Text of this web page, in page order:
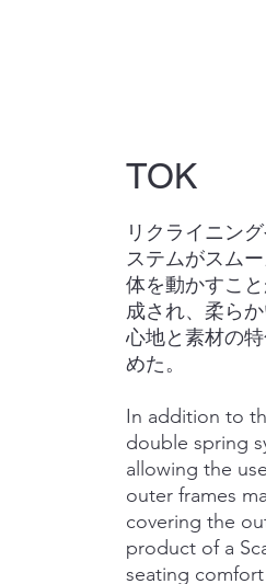
TOK
リクライニン
ステムがスム
体を動かすこ
成され、柔ら
心地と素材の
めた。
In addition to
double spring
allowing the
outer frames
covering the
product of a
seating